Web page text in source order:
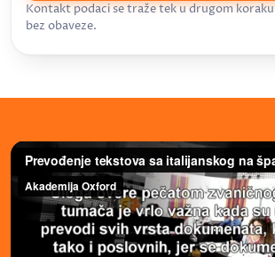
Kontakt podaci se traže tek u drugom
bez obaveze.